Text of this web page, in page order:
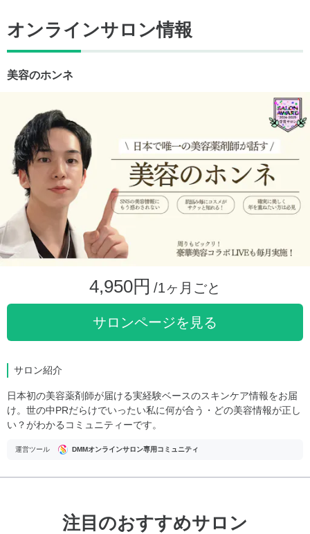
オンラインサロン情報
美容のホンネ
4,950円 /1ヶ月ごと
サロンページを見る
サロン紹介
日本初の美容薬剤師が届ける実経験ベースのスキンケア情報をお届
け。世の中PRだらけでいったい私に何が合う・どの美容情報が正し
い？がわかるコミュニティーです。
運営ツール DMMオンラインサロン専用コミュニティ
注目のおすすめサロン